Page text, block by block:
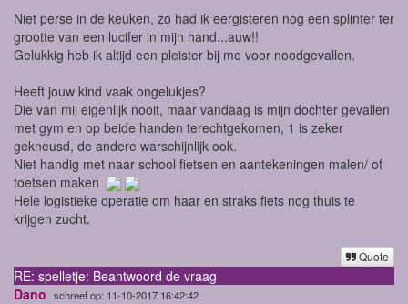
Niet perse in de keuken, zo had ik eergisteren nog een splinter ter
grootte van een lucifer in mijn hand...auw!!
Gelukkig heb ik altijd een pleister bij me voor noodgevallen.
Heeft jouw kind vaak ongelukjes?
Die van mij eigenlijk nooit, maar vandaag is mijn dochter gevallen
met gym en op beide handen terechtgekomen, 1 is zeker
gekneusd, de andere warschijnlijk ook.
Niet handig met naar school fietsen en aantekeningen malen/ of
toetsen maken
Hele logistieke operatie om haar en straks fiets nog thuis te
krijgen zucht.
Quote
RE: spelletje: Beantwoord de vraag
Dano schreef op: 11-10-2017 16:42:42